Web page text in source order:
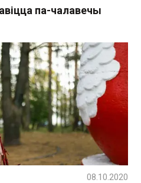
па-чалавечы
08.10.2020